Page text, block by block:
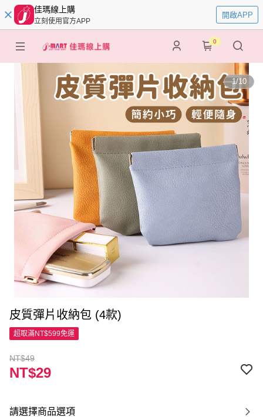
佳瑪線上購
立刻使用官方APP
開啟APP
0
1/10
皮質彈片收納包 (4款)
超取滿NT$599免運
NT$49
NT$29
請選擇商品選項